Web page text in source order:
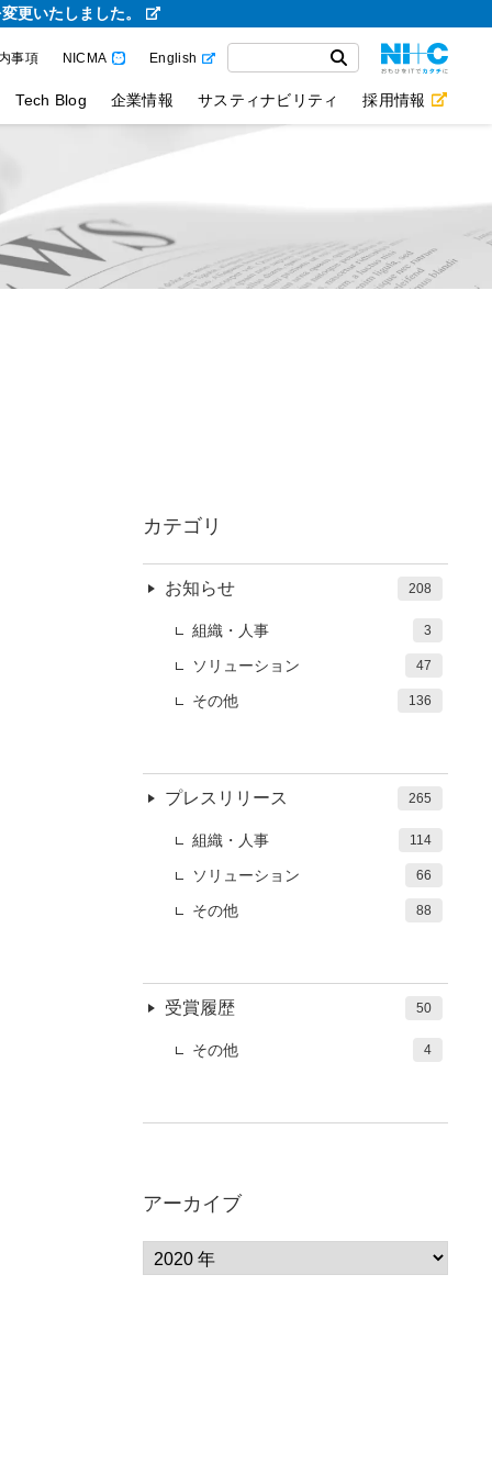
更いたしました。
事項 NICMA English
Tech Blog 企業情報 サスティナビリティ 採用情報
カテゴリ
お知らせ 208
組織・人事 3
ソリューション 47
その他 136
プレスリリース 265
組織・人事 114
ソリューション 66
その他 88
受賞履歴 50
その他 4
アーカイブ